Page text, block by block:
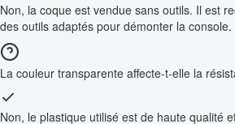
Non, la coque est vendue sans outils. Il est
des outils adaptés pour démonter la console.
La couleur transparente affecte-t-elle la
Non, le plastique utilisé est de haute qualité